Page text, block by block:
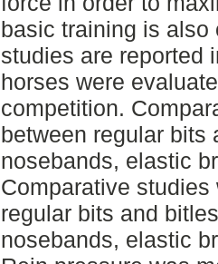
basic training is also
studies are reported
horses were
competition.
between regular bits
nosebands, elastic
Comparative
regular bits and
nosebands, elastic